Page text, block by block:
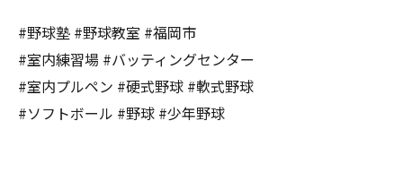
#野球塾 #野球教室 #福岡市
#室内練習場 #バッティングセンター
#室内プルペン #硬式野球 #軟式野球
#ソフトボール #野球 #少年野球